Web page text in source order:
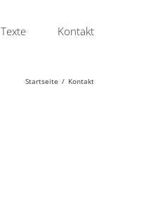
Texte Kontakt
Startseite / Kontakt